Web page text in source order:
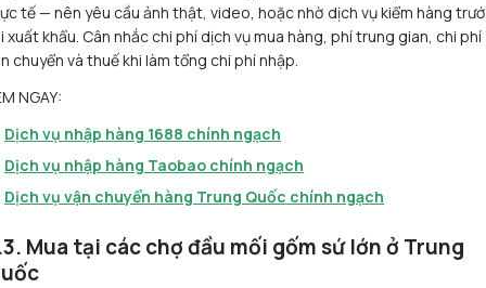
tế — nên yêu cầu ảnh thật, video, hoặc nhờ dịch vụ kiểm hàng
xuất khẩu. Cân nhắc chi phí dịch vụ mua hàng, phí trung gian, chi phí
chuyển và thuế khi làm tổng chi phí nhập.
NGAY:
Dịch vụ nhập hàng 1688 chính ngạch
Dịch vụ nhập hàng Taobao chính ngạch
Dịch vụ vận chuyển hàng Trung Quốc chính ngạch
Mua tại các chợ đầu mối gốm sứ lớn ở Trung